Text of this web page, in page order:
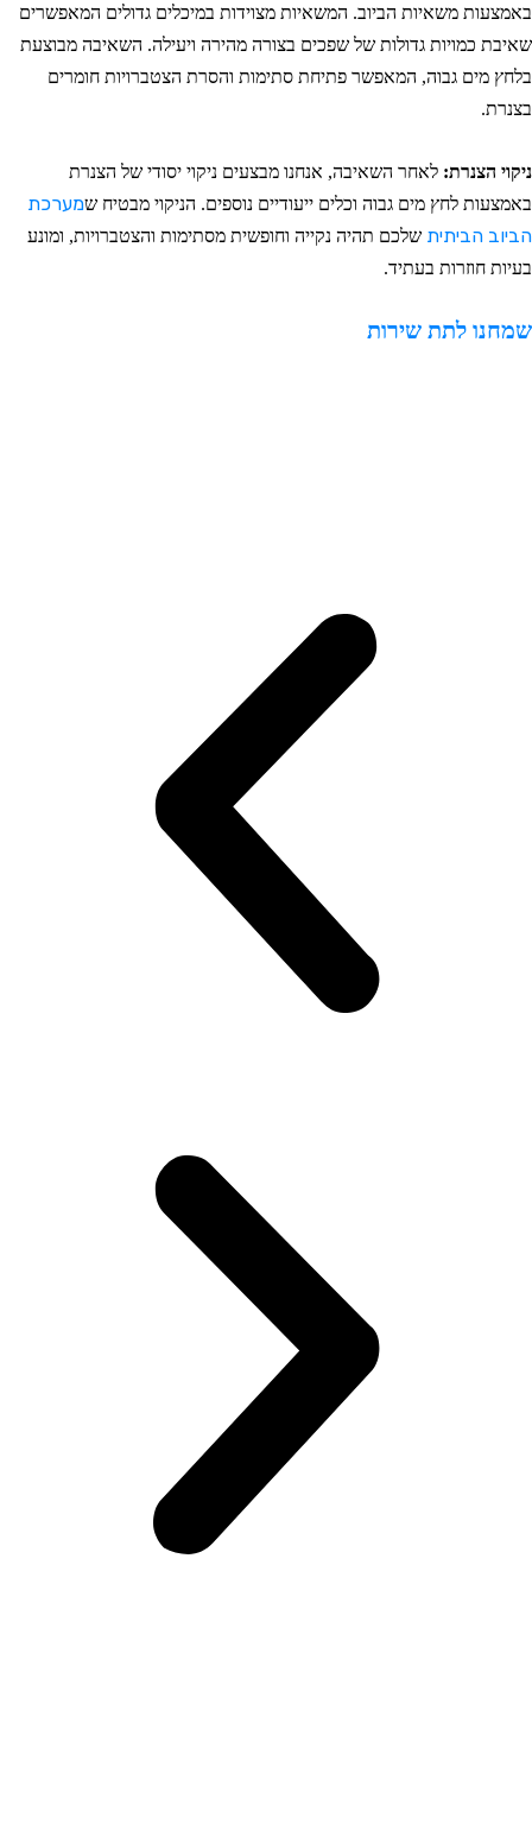
משאיות הביוב. המשאיות מצוידות במיכלים גדולים המאפשרים
כמויות גדולות של שפכים בצורה מהירה ויעילה. השאיבה מבוצעת
מים גבוה, המאפשר פתיחת סתימות והסרת הצטברויות חומרים
הצנרת:לאחר השאיבה, אנחנו מבצעים ניקוי יסודי של הצנרת
לחץ מים גבוה וכלים ייעודיים נוספים. הניקוי מבטיח שמערכת
הביתיתשלכם תהיה נקייה וחופשית מסתימות והצטברויות, ומונע
חוזרות בעתיד.
לתת שירות